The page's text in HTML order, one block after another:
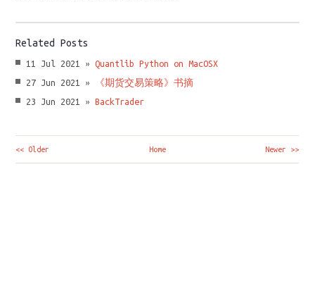
Related Posts
11 Jul 2021 »
Quantlib Python on MacOSX
27 Jun 2021 »
《期货交易策略》书摘
23 Jun 2021 »
BackTrader
<< Older Home Newer >>